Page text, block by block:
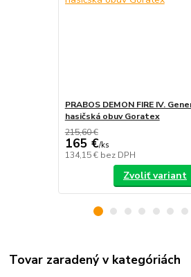
PRABOS DEMON FIRE IV.
hasičská obuv Goratex
215,60 €
165 €/ks
134,15 € bez DPH
Zvoliť variant
Tovar zaradený v kategóriách